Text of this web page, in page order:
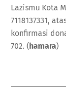
Lazismu Kota
7118137331,
konfirmasi
702. (hamara)